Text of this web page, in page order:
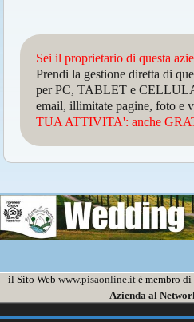
Sei il proprietario di questa
Prendi la gestione diretta di
per PC, TABLET e
email, illimitate pagine, foto e
TUA ATTIVITA': anche
il Sito Web www.pisaonline.itè membro
Azienda al